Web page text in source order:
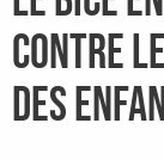
contre
des